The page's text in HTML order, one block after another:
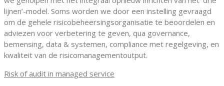
lijnen’-model. Soms worden we door een instelling gevraagd
om de gehele risicobeheersingsorganisatie te beoordelen en
adviezen voor verbetering te geven, qua governance,
bemensing, data & systemen, compliance met regelgeving, en
kwaliteit van de risicomanagementoutput.
Risk of audit in managed service